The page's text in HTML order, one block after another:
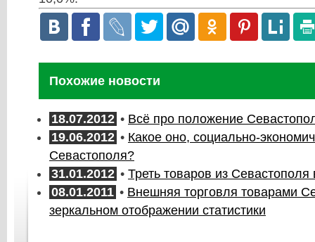
Похожие новости
18.07.2012 • Всё про положение
19.06.2012 • Какое оно, социально-
Севастополя?
31.01.2012 • Треть товаров из
08.01.2011 • Внешняя торговля товарами
зеркальном отображении статистики